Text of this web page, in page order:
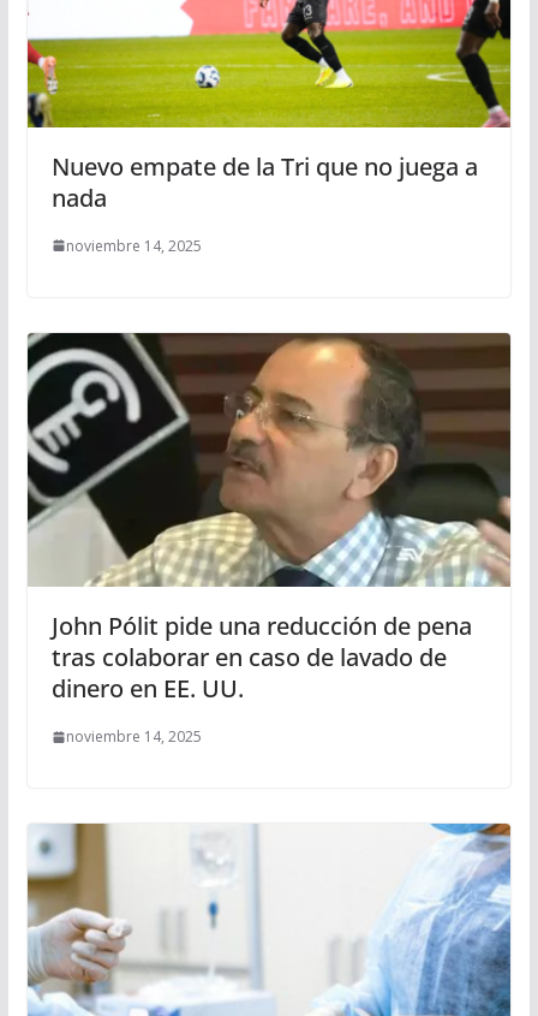
Nuevo empate de la Tri que no juega a
nada
noviembre 14, 2025
John Pólit pide una reducción de pena
tras colaborar en caso de lavado de
dinero en EE. UU.
noviembre 14, 2025